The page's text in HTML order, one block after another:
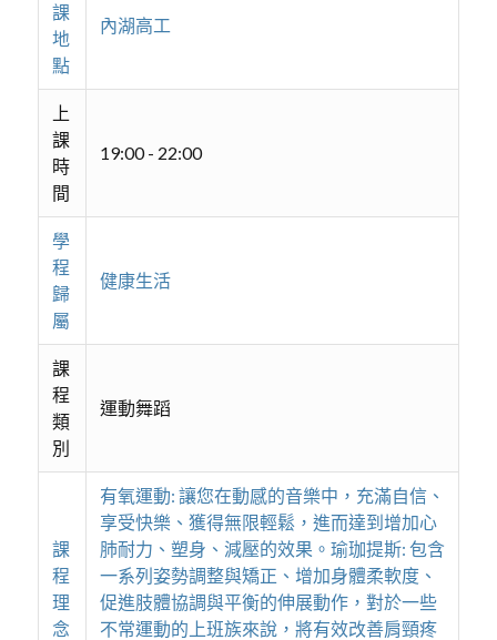
課
地
點
內湖高工
上
課
時
間
19:00 - 22:00
學
程
歸
屬
健康生活
課
程
類
別
運動舞蹈
課
程
理
念
有氧運動: 讓您在動感的音樂中，充滿自信、
享受快樂、獲得無限輕鬆，進而達到增加心
肺耐力、塑身、減壓的效果。瑜珈提斯: 包含
一系列姿勢調整與矯正、增加身體柔軟度、
促進肢體協調與平衡的伸展動作，對於一些
不常運動的上班族來說，將有效改善肩頸疼